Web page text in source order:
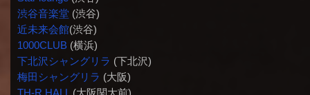
渋谷音楽堂(渋谷)
近未来会館(渋谷)
1000CLUB(横浜)
下北沢シャングリラ (下北沢)
梅田シャングリラ (大阪)